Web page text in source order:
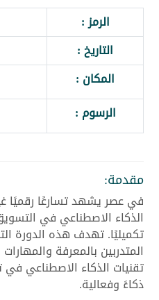
الرمز :
التاريخ :
المكان :
الرسوم :
مقدمة:
في عصر يشهد تسارعًا رقميًا
الذكاء الاصطناعي في
تكميليًا. تهدف هذه الدورة
المتدربين بالمعرفة
تقنيات الذكاء الاصطناعي
ذكاءً وفعالية.